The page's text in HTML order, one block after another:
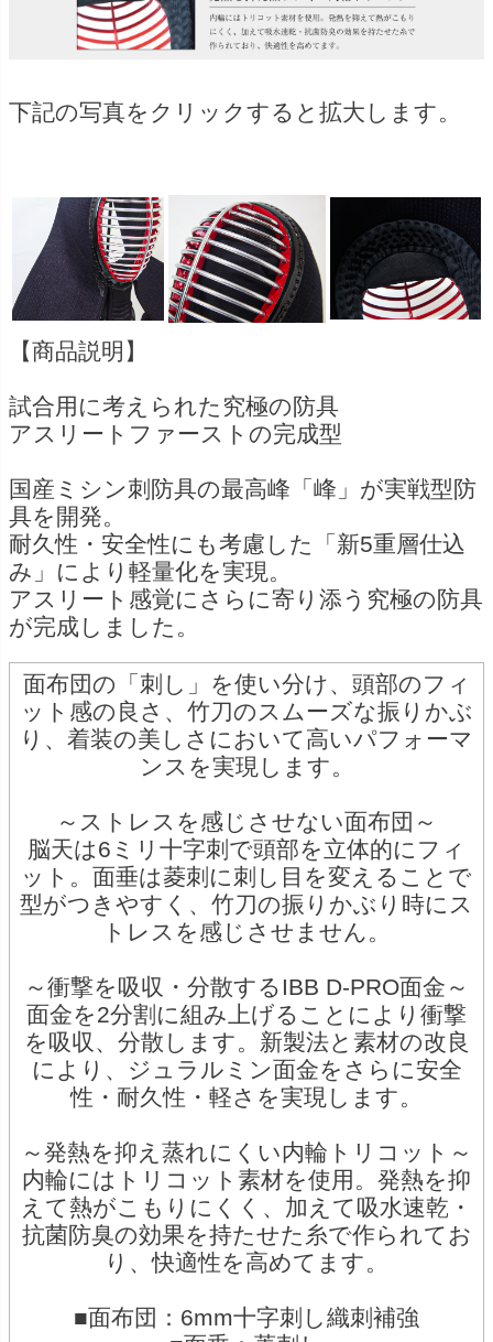
下記の写真をクリックすると拡大します。
【商品説明】
試合用に考えられた究極の防具
アスリートファーストの完成型
国産ミシン刺防具の最高峰「峰」が実戦型防
具を開発。
耐久性・安全性にも考慮した「新5重層仕込
み」により軽量化を実現。
アスリート感覚にさらに寄り添う究極の防具
が完成しました。
面布団の「刺し」を使い分け、頭部のフィ
ット感の良さ、竹刀のスムーズな振りかぶ
り、着装の美しさにおいて高いパフォーマ
ンスを実現します。
～ストレスを感じさせない面布団～
脳天は6ミリ十字刺で頭部を立体的にフィ
ット。面垂は菱刺に刺し目を変えることで
型がつきやすく、竹刀の振りかぶり時にス
トレスを感じさせません。
～衝撃を吸収・分散するIBB D-PRO面金～
面金を2分割に組み上げることにより衝撃
を吸収、分散します。新製法と素材の改良
により、ジュラルミン面金をさらに安全
性・耐久性・軽さを実現します。
～発熱を抑え蒸れにくい内輪トリコット～
内輪にはトリコット素材を使用。発熱を抑
えて熱がこもりにくく、加えて吸水速乾・
抗菌防臭の効果を持たせた糸で作られてお
り、快適性を高めてます。
■面布団：6mm十字刺し織刺補強